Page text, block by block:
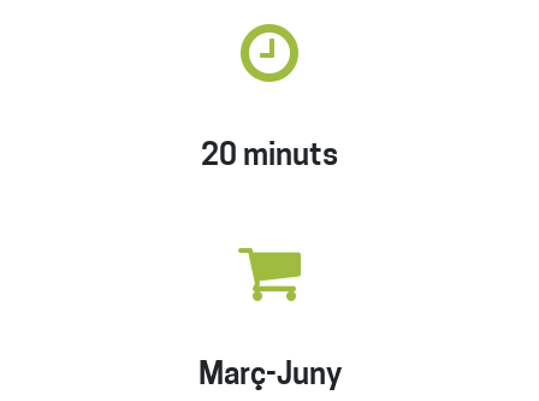
20 minuts
Març-Juny